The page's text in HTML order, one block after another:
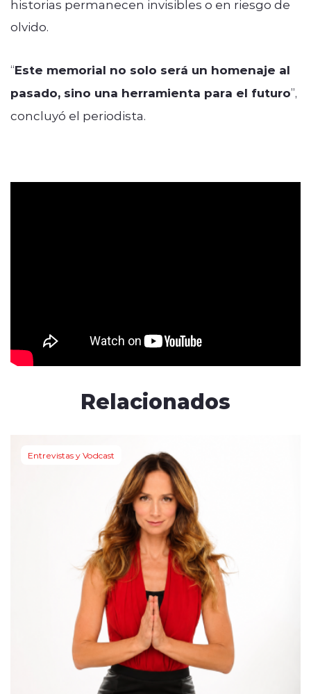
historias permanecen invisibles o en riesgo de
olvido.
“Este memorial no solo será un homenaje al
pasado, sino una herramienta para el futuro”,
concluyó el periodista.
Relacionados
Entrevistas y Vodcast